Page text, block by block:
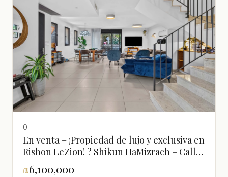
0
En venta – ¡Propiedad de lujo y exclusiva en
Rishon LeZion! ? Shikun HaMizrach – Calle
Marbad HaKsamim
₪6,100,000